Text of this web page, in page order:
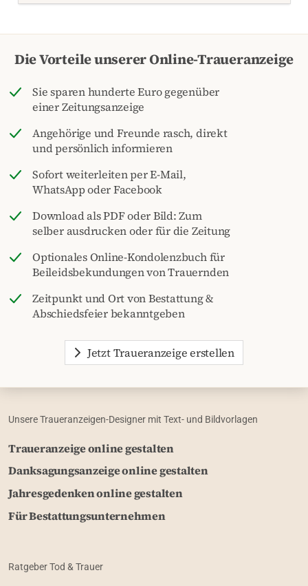
Die Vorteile unserer Online-Traueranzeige
Sie sparen hunderte Euro gegenüber
einer Zeitungsanzeige
Angehörige und Freunde rasch, direkt
und persönlich informieren
Sofort weiterleiten per E-Mail,
WhatsApp oder Facebook
Download als PDF oder Bild: Zum
selber ausdrucken oder für die Zeitung
Optionales Online-Kondolenzbuch für
Beileidsbekundungen von Trauernden
Zeitpunkt und Ort von Bestattung &
Abschiedsfeier bekanntgeben
Jetzt Traueranzeige erstellen
Unsere Traueranzeigen-Designer mit Text- und Bildvorlagen
Traueranzeige online gestalten
Danksagungsanzeige online gestalten
Jahresgedenken online gestalten
Für Bestattungsunternehmen
Ratgeber Tod & Trauer